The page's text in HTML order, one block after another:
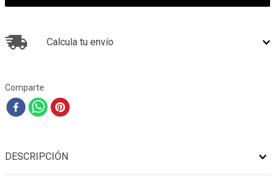
Calcula tu envío
Comparte
DESCRIPCIÓN